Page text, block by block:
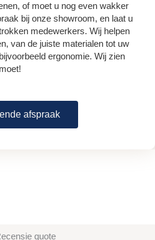
of moet u nog even wakker
bij onze showroom, en laat u
medewerkers. Wij helpen
van de juiste materialen tot uw
ergonomie. Wij zien
afspraak